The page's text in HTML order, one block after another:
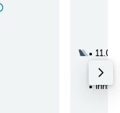
11.08.